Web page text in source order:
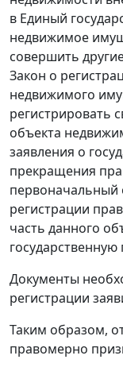
в Единый
недвижимое
совершить
Закон о
недвижимого
регистрировать
объекта
заявления о
прекращения
первоначальный
регистрации
часть данного
Документы
регистрации
Таким образом,
правомерно